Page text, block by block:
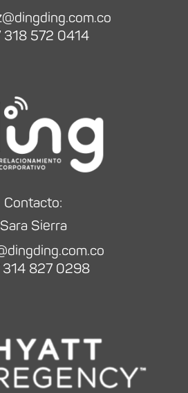
318 572 0414
Contacto:
Sara Sierra
314 827 0298